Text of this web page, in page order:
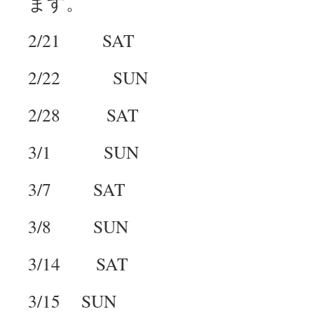
2/21 SAT
2/22 SUN
2/28 SAT
3/1 SUN
3/7 SAT
3/8 SUN
3/14 SAT
3/15 SUN